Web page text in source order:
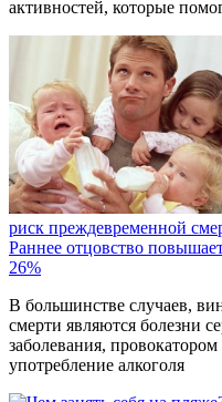
активностей, которые
риск преждевременной
Раннее отцовство
26%
В большинстве случаев,
смерти являются болезни
заболевания,
употребление алкоголя